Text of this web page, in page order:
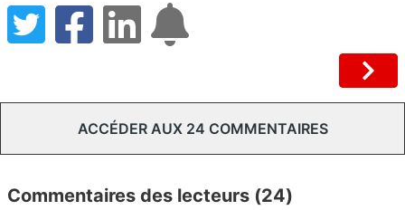
ACCÉDER AUX 24 COMMENTAIRES
Commentaires des lecteurs (24)